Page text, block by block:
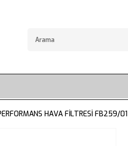
HAVA FİLTRESİ FB259/01